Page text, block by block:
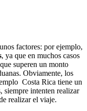
factores: por ejemplo,
, ya que en muchos casos
superen un monto
Obviamente, los
Costa Rica tiene un
siempre intenten realizar
realizar el viaje.